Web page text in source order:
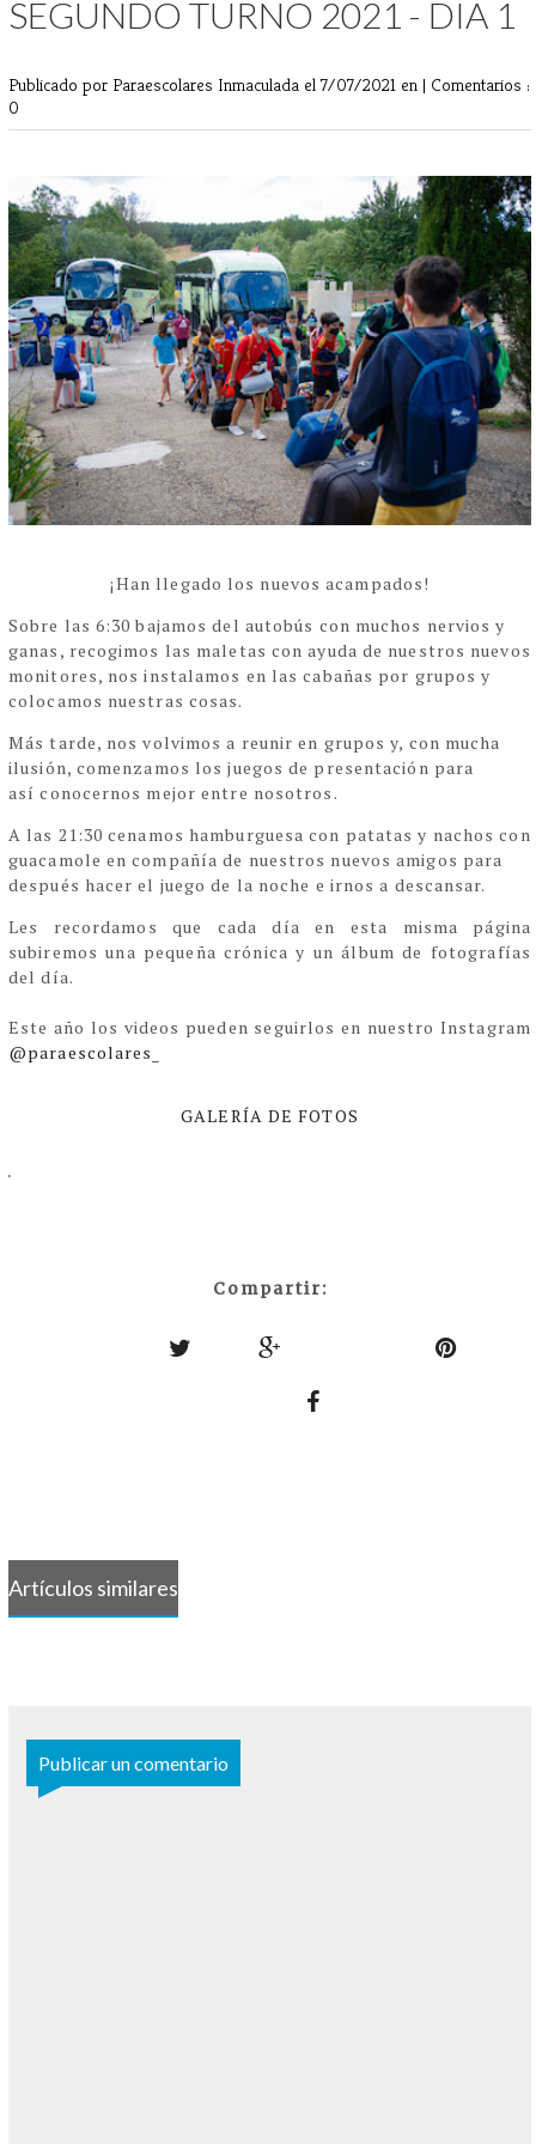
SEGUNDO TURNO 2021 - DIA 1
Publicado por Paraescolares Inmaculada el 7/07/2021 en | Comentarios :
0
¡Han llegado los nuevos acampados!
Sobre las 6:30 bajamos del autobús con muchos nervios y
ganas, recogimos las maletas con ayuda de nuestros nuevos
monitores, nos instalamos en las cabañas por grupos y
colocamos nuestras cosas.
Más tarde, nos volvimos a reunir en grupos y, con mucha
ilusión, comenzamos los juegos de presentación para
así conocernos mejor entre nosotros.
A las 21:30 cenamos hamburguesa con patatas y nachos con
guacamole en compañía de nuestros nuevos amigos para
después hacer el juego de la noche e irnos a descansar.
Les recordamos que cada día en esta misma página
subiremos una pequeña crónica y un álbum de fotografías
del día.
Este año los videos pueden seguirlos en nuestro Instagram
@paraescolares_
GALERÍA DE FOTOS
·
Compartir:
Artículos similares
Publicar un comentario